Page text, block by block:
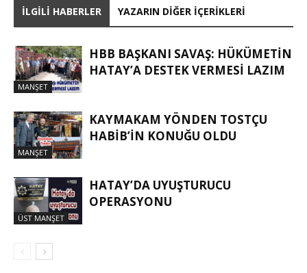
İLGILI HABERLER YAZARIN DIĞER İÇERIKLERI
MANŞET
HBB BAŞKANI SAVAŞ: HÜKÜMETİN
HATAY’A DESTEK VERMESİ LAZIM
MANŞET
KAYMAKAM YÖNDEN TOSTÇU
HABIB’IN KONUĞU OLDU
ÜST MANŞET
HATAY’DA UYUŞTURUCU
OPERASYONU